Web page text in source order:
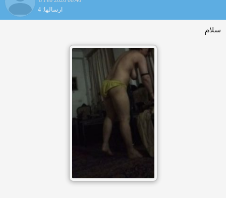
ارسالها: 4
سلام